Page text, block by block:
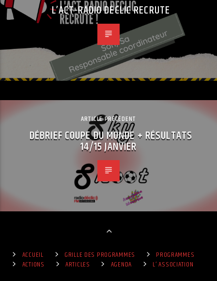
L’ACT-RADIO DÉCLIC RECRUTE
ARTICLE PRÉCÉDENT
DÉBRIEF COUPE DU MONDE + RÉSULTATS
14/15 JANVIER
ACCUEIL GRILLE DES PROGRAMMES
PROGRAMMES
ACTIONS
ARTICLES AGENDA L’ ASSOCIATION